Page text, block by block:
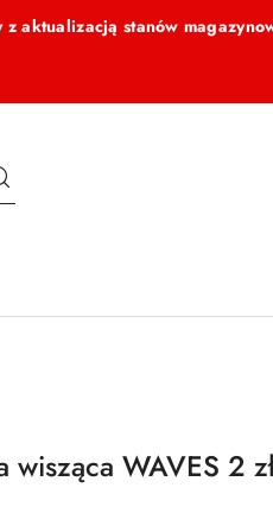
aktualizacją stanów
wisząca WAVES 2